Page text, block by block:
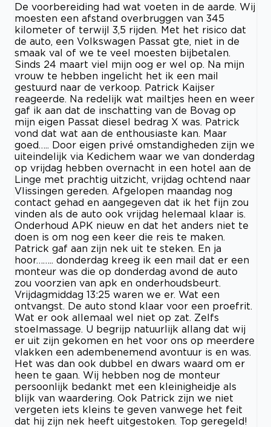
De voorbereiding had wat voeten in de aarde. Wij
moesten een afstand overbruggen van 345
kilometer of terwijl 3,5 rijden. Met het risico dat
de auto, een Volkswagen Passat gte, niet in de
smaak val of we te veel moesten bijbetalen.
Sinds 24 maart viel mijn oog er wel op. Na mijn
vrouw te hebben ingelicht het ik een mail
gestuurd naar de verkoop. Patrick Kaijser
reageerde. Na redelijk wat mailtjes heen en weer
gaf ik aan dat de inschatting van de Bovag op
mijn eigen Passat diesel bedrag X was. Patrick
vond dat wat aan de enthousiaste kan. Maar
goed….. Door eigen privé omstandigheden zijn we
uiteindelijk via Kedichem waar we van donderdag
op vrijdag hebben overnacht in een hotel aan de
Linge met prachtig uitzicht, vrijdag ochtend naar
Vlissingen gereden. Afgelopen maandag nog
contact gehad en aangegeven dat ik het fijn zou
vinden als de auto ook vrijdag helemaal klaar is.
Onderhoud APK nieuw en dat het anders niet te
doen is om nog een keer die reis te maken.
Patrick gaf aan zijn nek uit te steken. En ja
hoor…….. donderdag kreeg ik een mail dat er een
monteur was die op donderdag avond de auto
zou voorzien van apk en onderhoudsbeurt.
Vrijdagmiddag 13:25 waren we er. Wat een
ontvangst. De auto stond klaar voor een proefrit.
Wat er ook allemaal wel niet op zat. Zelfs
stoelmassage. U begrijp natuurlijk allang dat wij
er uit zijn gekomen en het voor ons op meerdere
vlakken een adembenemend avontuur is en was.
Het was dan ook dubbel en dwars waard om er
heen te gaan. Wij hebben nog de monteur
persoonlijk bedankt met een kleinigheidje als
blijk van waardering. Ook Patrick zijn we niet
vergeten iets kleins te geven vanwege het feit
dat hij zijn nek heeft uitgestoken. Top geregeld!